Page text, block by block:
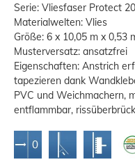
Serie: Vliesfaser Protect
Materialwelten: Vlies
Größe: 6 x 10,05 m x 0,53
Musterversatz: ansatzfrei
Eigenschaften: Anstrich
tapezieren dank
PVC und Weichmachern,
entflammbar,